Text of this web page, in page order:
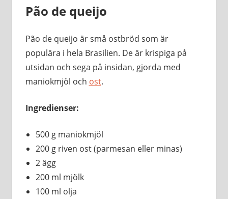
Pão de queijo
Pão de queijo är små ostbröd som är
populära i hela Brasilien. De är krispiga på
utsidan och sega på insidan, gjorda med
maniokmjöl och ost.
Ingredienser:
500 g maniokmjöl
200 g riven ost (parmesan eller minas)
2 ägg
200 ml mjölk
100 ml olja